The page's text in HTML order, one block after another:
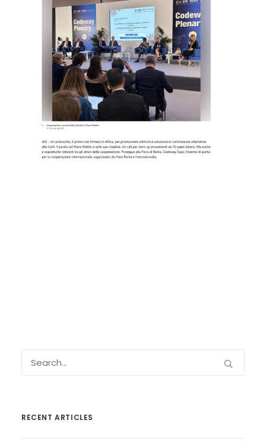
RECENT ARTICLES